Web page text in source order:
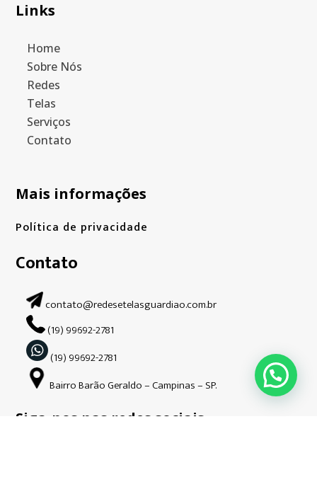
Links
Home
Sobre Nós
Redes
Telas
Serviços
Contato
Mais informações
Política de privacidade
Contato
contato@redesetelasguardiao.com.br
(19) 99692-2781
(19) 99692-2781
Bairro Barão Geraldo – Campinas – SP.
Siga-nos nas redes sociais